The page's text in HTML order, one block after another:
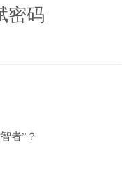
密码
者”？